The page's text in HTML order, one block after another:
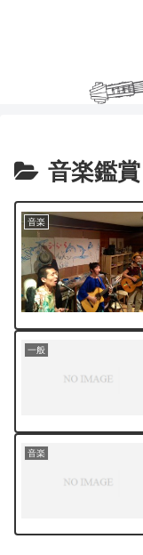
音楽鑑賞
音楽
一般
音楽